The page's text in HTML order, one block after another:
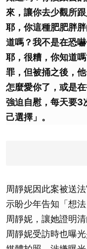
來，讓你去少觀所
耶，你這種肥肥胖
道嗎？我不是在恐
耶，很糟，你知道
罪，但被捅之後，
怎麼愛你了，或是
強迫自慰，每天要3
己選擇」。
周靜妮因此案被送
示盼少年告知「想
周靜妮，讓她證明
周靜妮受訪時也曝